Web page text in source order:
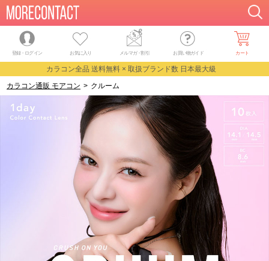
登録・ログイン お気に入り メルマガ・割引 お買い物ガイド カート
カラコン全品 送料無料 × 取扱ブランド数 日本最大級
カラコン通販 モアコン > クルーム